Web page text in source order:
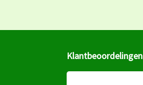
Klantbeoordelingen